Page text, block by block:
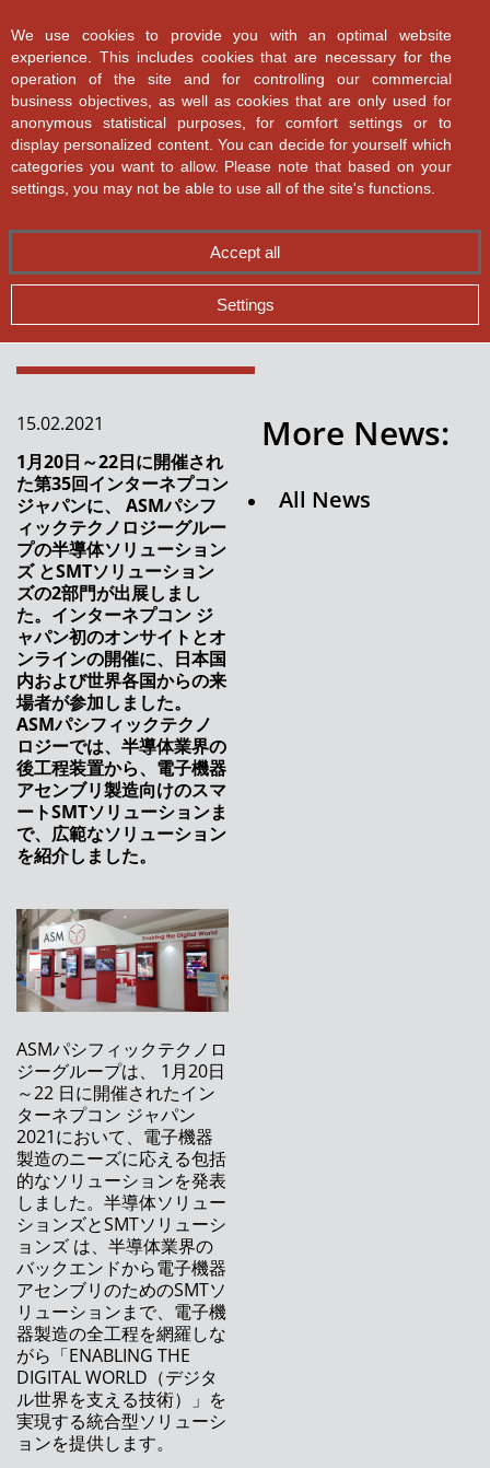
✕ Back
全てのニュース
SiPのためのスピードと精度
Dr. Martin Kruessmann 氏が COO として
ASMPT チームに加わりました
ASMPTは、将来に向けSMTソリューションズ
のリーダーシップの変更を発表します
デジタルトランスフォーメーションは様々な顔
を持っています
ASMPTの新しいはんだペースト印刷機でさら
なる柔軟性を実現
ASMPT、グローバルなブランド再構築で新た
な節目を迎える
SMTリーダーがオンラインでの新製品発売イベ
ントを開催
ASMPTのSMTソリューションズ、アジア地域
（中国・台湾除く）のサービス部門マネージン
ASMの新たな生動画配信シリーズ： 「オープ
ンオートメーションに関する事実」
ASMPT ネプコンジャパン2022（東京）に出展
ASM プロダクトロニカ 2021に出展
クラス最高のSPI：新しいASM ProcessLens
ASM 次世代ステンシルプリンター DEK TQ
ASM アッセンブリーシステムズは名誉ある賞
を受賞しました
ASMのオンサイト、オンエア、オンデマンド展
示
アドバンストパッケージングに向けたプロセス
のトレーサビリティ
シンガポールのASMPTイノベーションセンタ
ーがバーチャルツアーを開設
半導体後工程装置から
SMTソリューションま
で
15.02.2021
1月20日～22日に開催され
た第35回インターネプコン
ジャパンに、 ASMパシフ
ィックテクノロジーグルー
プの半導体ソリューション
ズ とSMTソリューション
ズの2部門が出展しまし
た。インターネプコン ジ
ャパン初のオンサイトとオ
ンラインの開催に、日本国
内および世界各国からの来
場者が参加しました。
ASMパシフィックテクノ
ロジーでは、半導体業界の
後工程装置から、電子機器
アセンブリ製造向けのスマ
ートSMTソリューションま
で、広範なソリューション
を紹介しました。
ASMパシフィックテクノロ
ジーグループは、 1月20日
～22 日に開催されたイン
ターネプコン ジャパン
2021において、電子機器
製造のニーズに応える包括
的なソリューションを発表
しました。半導体ソリュー
ションズとSMTソリューシ
ョンズ は、半導体業界の
バックエンドから電子機器
アセンブリのためのSMTソ
リューションまで、電子機
器製造の全工程を網羅しな
がら「ENABLING THE
DIGITAL WORLD（デジタ
ル世界を支える技術）」を
実現する統合型ソリューシ
ョンを提供します。
More News:
All News
We use cookies to provide you with an optimal website
experience. This includes cookies that are necessary for the
operation of the site and for controlling our commercial
business objectives, as well as cookies that are only used for
anonymous statistical purposes, for comfort settings or to
display personalized content. You can decide for yourself which
categories you want to allow. Please note that based on your
settings, you may not be able to use all of the site's functions.
Accept all
Settings